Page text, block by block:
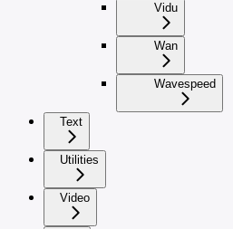
Vidu
Wan
Wavespeed
Text
Utilities
Video